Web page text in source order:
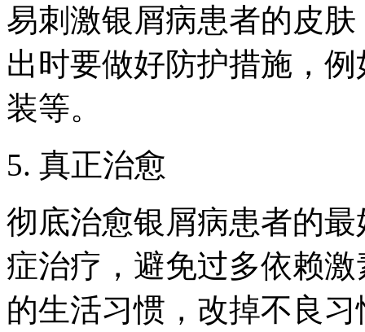
易刺激银屑病患者的皮
出时要做好防护措施，
装等。
5. 真正治愈
彻底治愈银屑病患者的
症治疗，避免过多依赖
的生活习惯，改掉不良